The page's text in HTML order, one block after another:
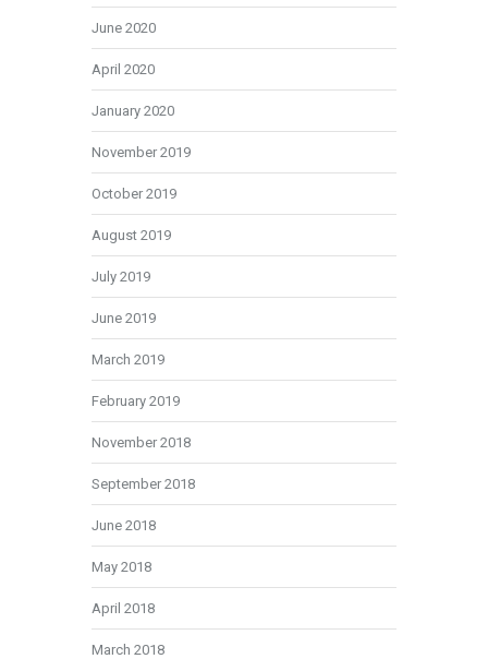
June 2020
April 2020
January 2020
November 2019
October 2019
August 2019
July 2019
June 2019
March 2019
February 2019
November 2018
September 2018
June 2018
May 2018
April 2018
March 2018